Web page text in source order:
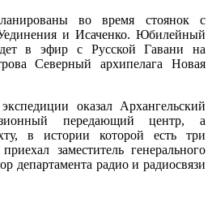
во время стоянок с
и Исаченко. Юбилейный
в эфир с Русской Гавани на
Северный архипелага Новая
оказал Архангельский
передающий центр, а
в истории которой есть три
заместитель генерального
департамента радио и радиосвязи